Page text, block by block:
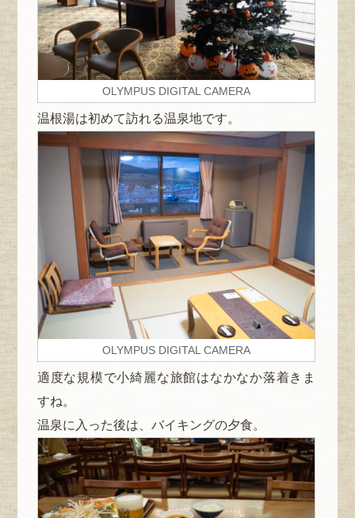
OLYMPUS DIGITAL CAMERA
温根湯は初めて訪れる温泉地です。
OLYMPUS DIGITAL CAMERA
適度な規模で小綺麗な旅館はなかなか落着きま
すね。
温泉に入った後は、バイキングの夕食。